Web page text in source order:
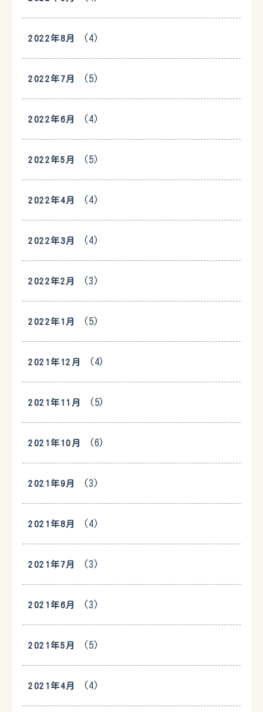
2022年8月 (4)
2022年7月 (5)
2022年6月 (4)
2022年5月 (5)
2022年4月 (4)
2022年3月 (4)
2022年2月 (3)
2022年1月 (5)
2021年12月 (4)
2021年11月 (5)
2021年10月 (6)
2021年9月 (3)
2021年8月 (4)
2021年7月 (3)
2021年6月 (3)
2021年5月 (5)
2021年4月 (4)